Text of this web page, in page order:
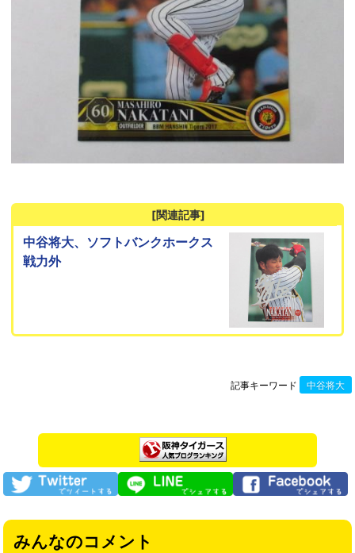
[関連記事]
中谷将大、ソフトバンクホークス
戦力外
記事キーワード 中谷将大
みんなのコメント